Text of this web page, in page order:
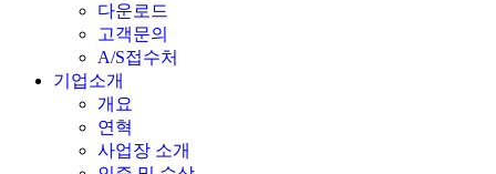
다운로드
고객문의
A/S접수처
기업소개
개요
연혁
사업장 소개